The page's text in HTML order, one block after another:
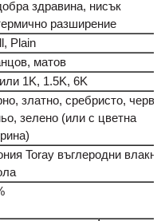
здравина, нисък
разширение
Plain
матов
1K, 1.5K, 6K
златно, сребристо,
зелено (или с цветна
Toray въглеродни